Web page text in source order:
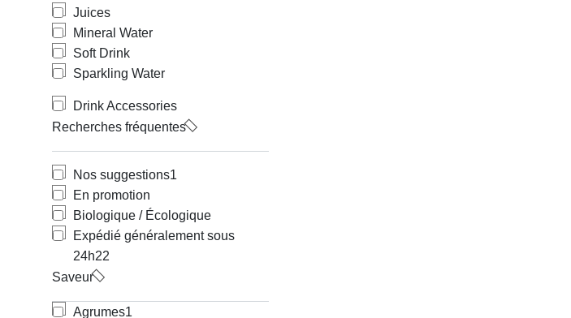
Juices
Mineral Water
Soft Drink
Sparkling Water
Drink Accessories
Recherches fréquentes
Nos suggestions1
En promotion
Biologique / Écologique
Expédié généralement sous
24h22
Saveur
Agrumes1